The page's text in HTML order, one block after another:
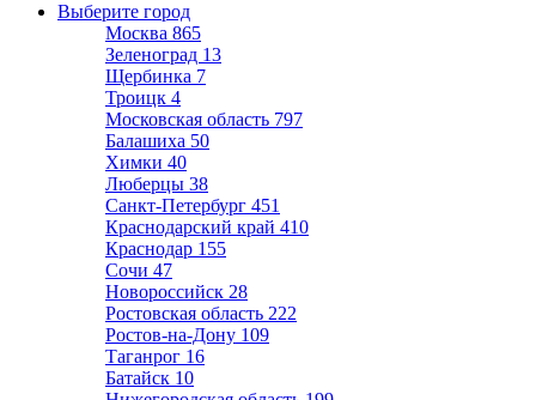
Выберите город
Москва 865
Зеленоград 13
Щербинка 7
Троицк 4
Московская область 797
Балашиха 50
Химки 40
Люберцы 38
Санкт-Петербург 451
Краснодарский край 410
Краснодар 155
Сочи 47
Новороссийск 28
Ростовская область 222
Ростов-на-Дону 109
Таганрог 16
Батайск 10